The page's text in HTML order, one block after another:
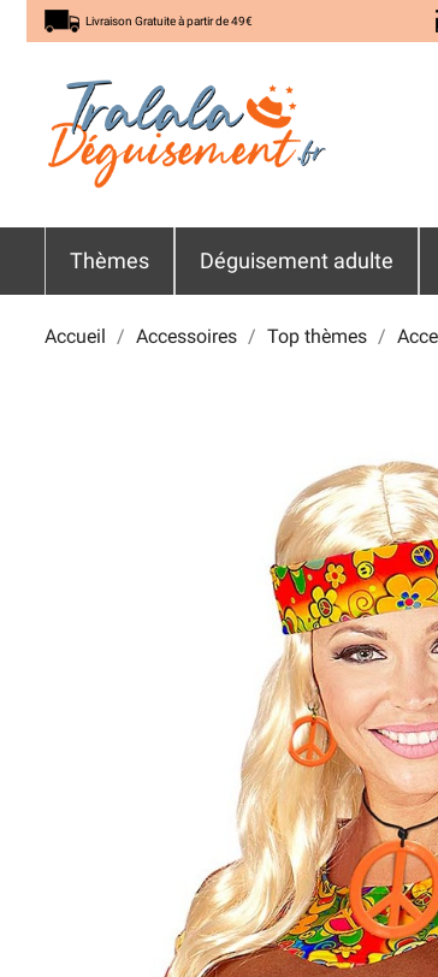
Livraison Gratuite à partir de 49€
Thèmes Déguisement adulte
Accueil Accessoires Top thèmes